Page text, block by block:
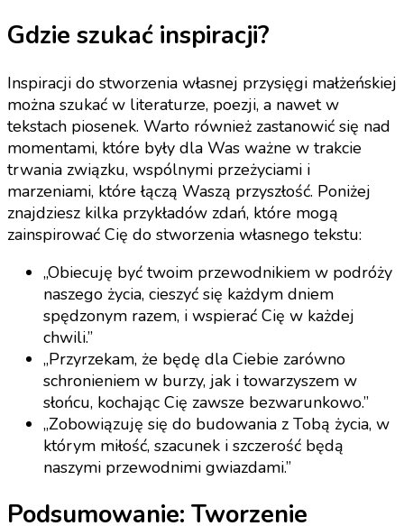
Gdzie szukać inspiracji?
Inspiracji do stworzenia własnej przysięgi małżeńskiej
można szukać w literaturze, poezji, a nawet w
tekstach piosenek. Warto również zastanowić się nad
momentami, które były dla Was ważne w trakcie
trwania związku, wspólnymi przeżyciami i
marzeniami, które łączą Waszą przyszłość. Poniżej
znajdziesz kilka przykładów zdań, które mogą
zainspirować Cię do stworzenia własnego tekstu:
„Obiecuję być twoim przewodnikiem w podróży
naszego życia, cieszyć się każdym dniem
spędzonym razem, i wspierać Cię w każdej
chwili.”
„Przyrzekam, że będę dla Ciebie zarówno
schronieniem w burzy, jak i towarzyszem w
słońcu, kochając Cię zawsze bezwarunkowo.”
„Zobowiązuję się do budowania z Tobą życia, w
którym miłość, szacunek i szczerość będą
naszymi przewodnimi gwiazdami.”
Podsumowanie: Tworzenie